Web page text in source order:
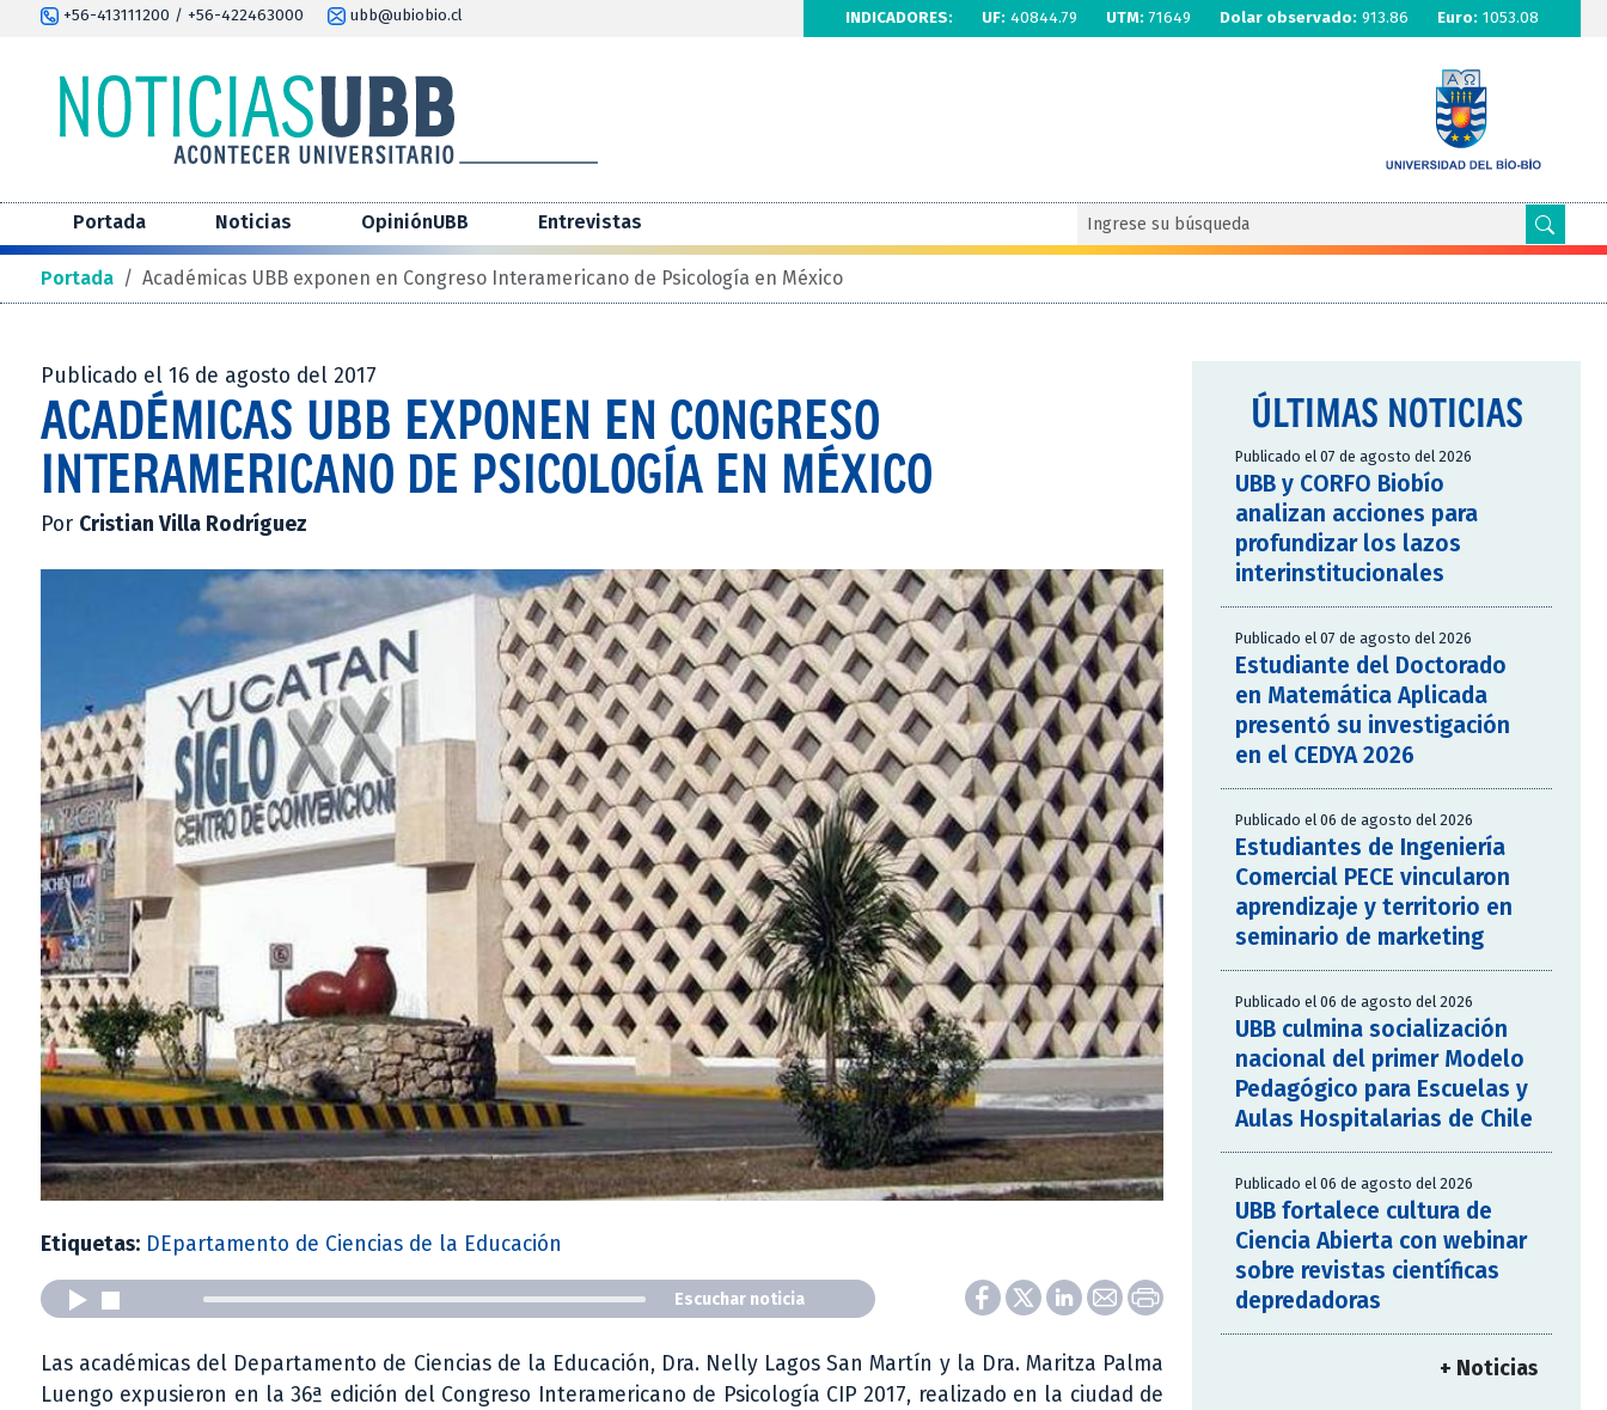
+56-413111200 / +56-422463000 ubb@ubiobio.cl INDICADORES: UF: 40844.79 UTM: 71649 Dolar observado: 913.86 Euro: 1053.08
Portada Noticias OpiniónUBB Entrevistas
Portada / Académicas UBB exponen en Congreso Interamericano de Psicología en México
Publicado el 16 de agosto del 2017
ACADÉMICAS UBB EXPONEN EN CONGRESO
INTERAMERICANO DE PSICOLOGÍA EN MÉXICO
Por Cristian Villa Rodríguez
Etiquetas: DEpartamento de Ciencias de la Educación
Escuchar noticia
Las académicas del Departamento de Ciencias de la Educación, Dra. Nelly Lagos San Martín y la Dra. Maritza Palma
Luengo expusieron en la 36ª edición del Congreso Interamericano de Psicología CIP 2017, realizado en la ciudad de
ÚLTIMAS NOTICIAS
Publicado el 07 de agosto del 2026
UBB y CORFO Biobío
analizan acciones para
profundizar los lazos
interinstitucionales
Publicado el 07 de agosto del 2026
Estudiante del Doctorado
en Matemática Aplicada
presentó su investigación
en el CEDYA 2026
Publicado el 06 de agosto del 2026
Estudiantes de Ingeniería
Comercial PECE vincularon
aprendizaje y territorio en
seminario de marketing
Publicado el 06 de agosto del 2026
UBB culmina socialización
nacional del primer Modelo
Pedagógico para Escuelas y
Aulas Hospitalarias de Chile
Publicado el 06 de agosto del 2026
UBB fortalece cultura de
Ciencia Abierta con webinar
sobre revistas científicas
depredadoras
+ Noticias